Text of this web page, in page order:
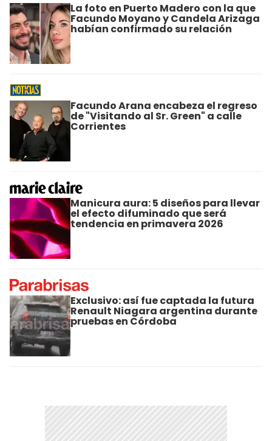
La foto en Puerto Madero con la que
Facundo Moyano y Candela Arizaga
habían confirmado su relación
Facundo Arana encabeza el regreso
de "Visitando al Sr. Green" a calle
Corrientes
Manicura aura: 5 diseños para llevar
el efecto difuminado que será
tendencia en primavera 2026
Exclusivo: así fue captada la futura
Renault Niagara argentina durante
pruebas en Córdoba